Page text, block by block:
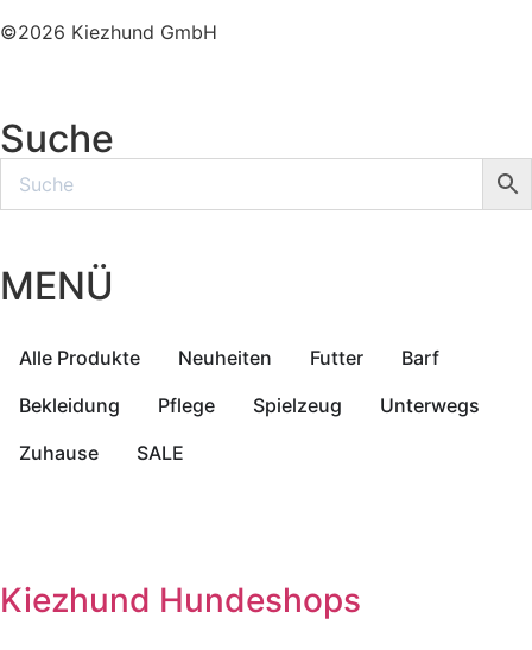
©2026 Kiezhund GmbH
Suche
MENÜ
Alle Produkte Neuheiten Futter
Barf
Bekleidung
Pflege Spielzeug
Unterwegs
Zuhause
SALE
Kiezhund Hundeshops